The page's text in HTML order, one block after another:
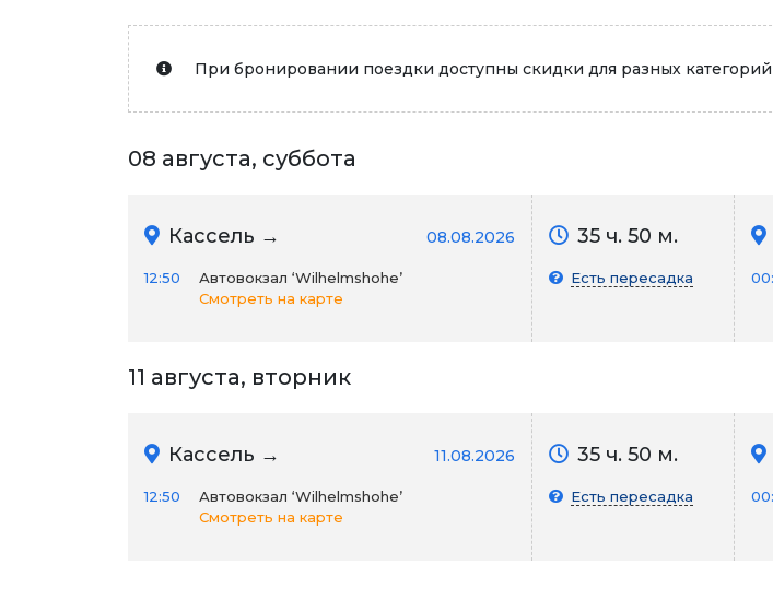
При бронировании поездки доступны скидки для разных
08 августа, суббота
Кассель → 08.08.2026
12:50
Автовокзал ‘Wilhelmshohe’
Смотреть на карте
35 ч. 50 м.
Есть пересадка
11 августа, вторник
Кассель → 11.08.2026
12:50
Автовокзал ‘Wilhelmshohe’
Смотреть на карте
35 ч. 50 м.
Есть пересадка